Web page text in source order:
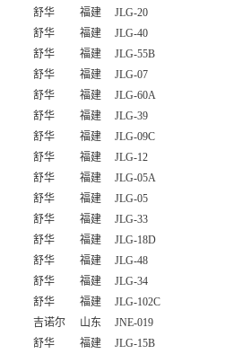
舒华 福建 JLG-20
舒华 福建 JLG-40
舒华 福建 JLG-55B
舒华 福建 JLG-07
舒华 福建 JLG-60A
舒华 福建 JLG-39
舒华 福建 JLG-09C
舒华 福建 JLG-12
舒华 福建 JLG-05A
舒华 福建 JLG-05
舒华 福建 JLG-33
舒华 福建 JLG-18D
舒华 福建 JLG-48
舒华 福建 JLG-34
舒华 福建 JLG-102C
吉诺尔 山东 JNE-019
舒华 福建 JLG-15B